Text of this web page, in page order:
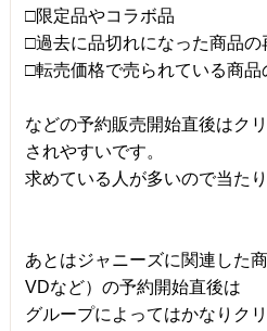
□限定品やコラボ品
□過去に品切れになった商品の
□転売価格で売られている商品
などの予約販売開始直後はク
されやすいです。
求めている人が多いので当た
あとはジャニーズに関連した
VDなど）の予約開始直後は
グループによってはかなりク